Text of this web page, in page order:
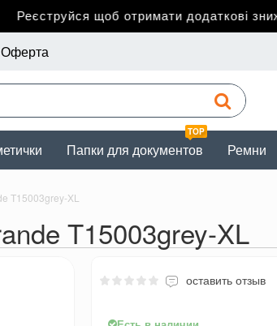
Реєструйся щоб отримати додаткові знижки
Оферта
TOP
Папки для документов Ремни
T15003grey-XL
T15003grey-XL
оставить отзыв